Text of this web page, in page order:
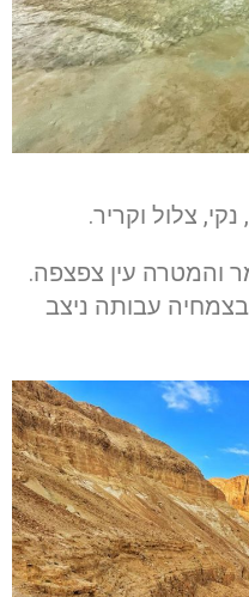
צלול וקריר.
והמטרה עין צפצפה.
עבותה ניצב